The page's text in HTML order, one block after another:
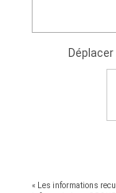
« Les informations